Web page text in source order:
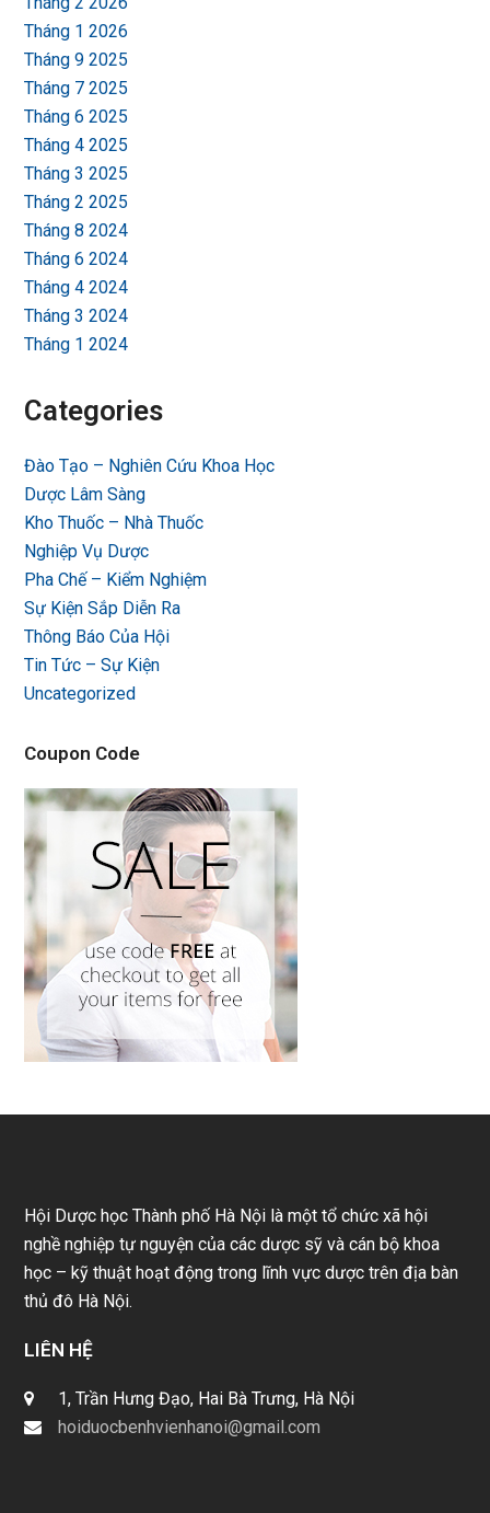
Tháng 1 2026
Tháng 9 2025
Tháng 7 2025
Tháng 6 2025
Tháng 4 2025
Tháng 3 2025
Tháng 2 2025
Tháng 8 2024
Tháng 6 2024
Tháng 4 2024
Tháng 3 2024
Tháng 1 2024
Categories
Đào Tạo – Nghiên Cứu Khoa Học
Dược Lâm Sàng
Kho Thuốc – Nhà Thuốc
Nghiệp Vụ Dược
Pha Chế – Kiểm Nghiệm
Sự Kiện Sắp Diễn Ra
Thông Báo Của Hội
Tin Tức – Sự Kiện
Uncategorized
Coupon Code
Hội Dược học Thành phố Hà Nội là một tổ chức xã hội
nghề nghiệp tự nguyện của các dược sỹ và cán bộ khoa
học – kỹ thuật hoạt động trong lĩnh vực dược trên địa bàn
thủ đô Hà Nội.
LIÊN HỆ
1, Trần Hưng Đạo, Hai Bà Trưng, Hà Nội
hoiduocbenhvienhanoi@gmail.com